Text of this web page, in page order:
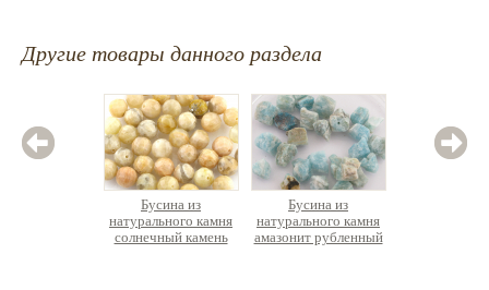
Другие товары данного раздела
Бусина из
натурального камня
солнечный камень
Бусина из
натурального камня
амазонит рубленный